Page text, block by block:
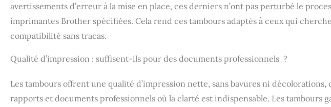
avertissements d’erreur à la mise en place, ces derniers n’ont pas perturbé le
imprimantes Brother spécifiées. Cela rend ces tambours adaptés à ceux qui
compatibilité sans tracas.
Qualité d’impression : suffisent-ils pour des documents professionnels ?
Les tambours offrent une qualité d’impression nette, sans bavures ni
rapports et documents professionnels où la clarté est indispensable. Les tambours